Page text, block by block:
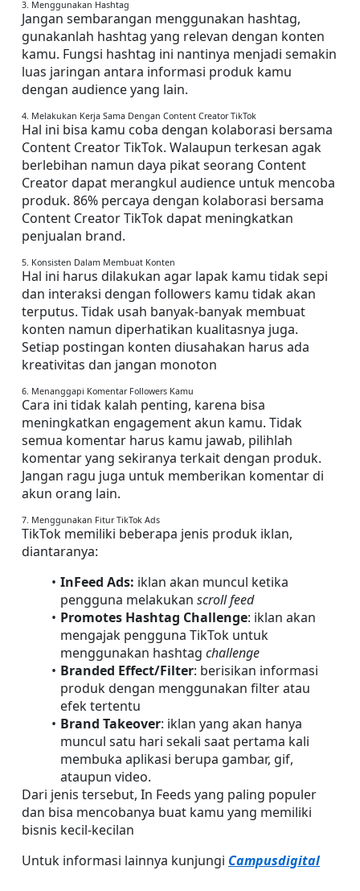
3. Menggunakan Hashtag
Jangan sembarangan menggunakan hashtag,
gunakanlah hashtag yang relevan dengan konten
kamu. Fungsi hashtag ini nantinya menjadi semakin
luas jaringan antara informasi produk kamu
dengan audience yang lain.
4. Melakukan Kerja Sama Dengan Content Creator TikTok
Hal ini bisa kamu coba dengan kolaborasi bersama
Content Creator TikTok. Walaupun terkesan agak
berlebihan namun daya pikat seorang Content
Creator dapat merangkul audience untuk mencoba
produk. 86% percaya dengan kolaborasi bersama
Content Creator TikTok dapat meningkatkan
penjualan brand.
5. Konsisten Dalam Membuat Konten
Hal ini harus dilakukan agar lapak kamu tidak sepi
dan interaksi dengan followers kamu tidak akan
terputus. Tidak usah banyak-banyak membuat
konten namun diperhatikan kualitasnya juga.
Setiap postingan konten diusahakan harus ada
kreativitas dan jangan monoton
6. Menanggapi Komentar Followers Kamu
Cara ini tidak kalah penting, karena bisa
meningkatkan engagement akun kamu. Tidak
semua komentar harus kamu jawab, pilihlah
komentar yang sekiranya terkait dengan produk.
Jangan ragu juga untuk memberikan komentar di
akun orang lain.
7. Menggunakan Fitur TikTok Ads
TikTok memiliki beberapa jenis produk iklan,
diantaranya:
InFeed Ads: iklan akan muncul ketika
pengguna melakukan scroll feed
Promotes Hashtag Challenge: iklan akan
mengajak pengguna TikTok untuk
menggunakan hashtag challenge
Branded Effect/Filter: berisikan informasi
produk dengan menggunakan filter atau
efek tertentu
Brand Takeover: iklan yang akan hanya
muncul satu hari sekali saat pertama kali
membuka aplikasi berupa gambar, gif,
ataupun video.
Dari jenis tersebut, In Feeds yang paling populer
dan bisa mencobanya buat kamu yang memiliki
bisnis kecil-kecilan
Untuk informasi lainnya kunjungi Campusdigital